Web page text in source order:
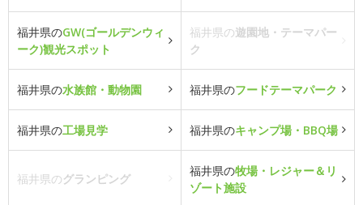
福井県のGW(ゴールデンウィ
ーク)観光スポット
福井県の遊園地・テーマパー
ク
福井県の水族館・動物園 福井県のフードテーマパーク
福井県の工場見学 福井県のキャンプ場・BBQ場
福井県のグランピング
福井県の牧場・レジャー＆リ
ゾート施設